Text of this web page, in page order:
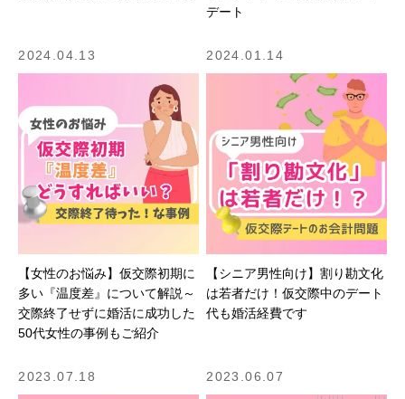
デート
2024.04.13
【女性のお悩み】仮交際初期に
多い『温度差』について解説～
交際終了せずに婚活に成功した
50代女性の事例もご紹介
2024.01.14
【シニア男性向け】割り勘文化
は若者だけ！仮交際中のデート
代も婚活経費です
2023.07.18 2023.06.07